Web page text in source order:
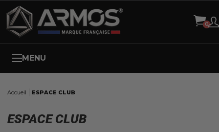
MENU
Accueil ESPACE CLUB
FILTRE DE RECHERCHE ESPACE CLUB
FORME
Aucun choix disponible pour ce groupe
EXPLICATIONS
ESPACE CLUB
Panneau de gestion des cookies